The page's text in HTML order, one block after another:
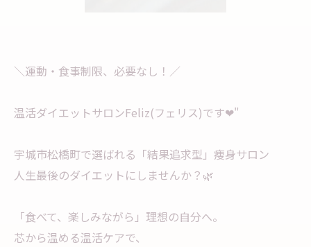
＼運動・食事制限、必要なし！／
温活ダイエットサロンFeliz(フェリス)です❤︎"
宇城市松橋町で選ばれる「結果追求型」痩身サロン
人生最後のダイエットにしませんか？🌿
「食べて、楽しみながら」理想の自分へ。
芯から温める温活ケアで、